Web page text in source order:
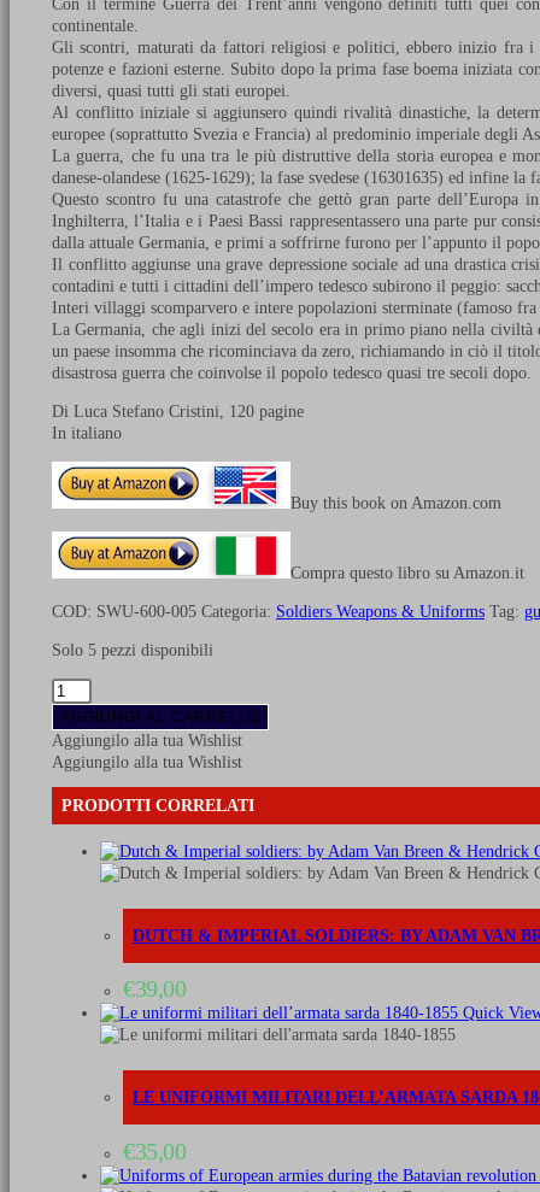
Con il termine Guerra dei Trent’anni vengono definiti tutti quei
continentale.
Gli scontri, maturati da fattori religiosi e politici, ebbero inizio fra i
potenze e fazioni esterne. Subito dopo la prima fase boema iniziata
diversi, quasi tutti gli stati europei.
Al conflitto iniziale si aggiunsero quindi rivalità dinastiche, la
europee (soprattutto Svezia e Francia) al predominio imperiale degli
La guerra, che fu una tra le più distruttive della storia europea e
danese-olandese (1625-1629); la fase svedese (16301635) ed infine la
Questo scontro fu una catastrofe che gettò gran parte
Inghilterra, l’Italia e i Paesi Bassi rappresentassero una parte pur
dalla attuale Germania, e primi a soffrirne furono per l’appunto il
Il conflitto aggiunse una grave depressione sociale ad una drastica
contadini e tutti i cittadini dell’impero tedesco subirono il peggio:
Interi villaggi scomparvero e intere popolazioni sterminate (famoso
La Germania, che agli inizi del secolo era in primo piano nella
un paese insomma che ricominciava da zero, richiamando in ciò il
disastrosa guerra che coinvolse il popolo tedesco quasi tre secoli dopo.
Di Luca Stefano Cristini, 120 pagine
In italiano
Buy this book on Amazon.com
Compra questo libro su Amazon.it
COD: SWU-600-005 Categoria: Soldiers Weapons & Uniforms Tag:
Solo 5 pezzi disponibili
Storia
della
guerra
dei
trent'anni
Volume
quantità
AGGIUNGI AL CARRELLO
Aggiungilo alla tua Wishlist
Aggiungilo alla tua Wishlist
PRODOTTI CORRELATI
DUTCH & IMPERIAL SOLDIERS: BY ADAM VAN
€39,00
Quick
LE UNIFORMI MILITARI DELL’ARMATA SARDA
€35,00